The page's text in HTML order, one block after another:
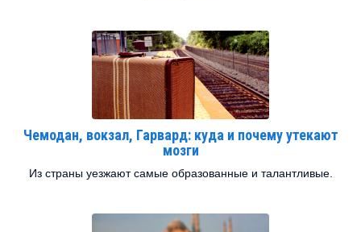
Чемодан, вокзал, Гарвард: куда и почему утекают
мозги
Из страны уезжают самые образованные и талантливые.